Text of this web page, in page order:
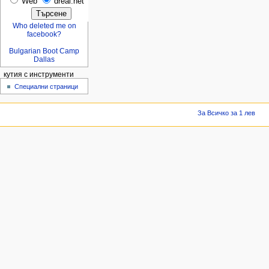
Who deleted me on
facebook?
Bulgarian Boot Camp
Dallas
кутия с инструменти
Специални страници
За Всичко за 1 лев